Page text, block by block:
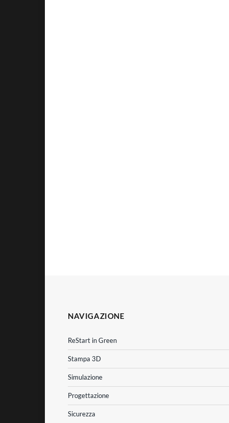
NAVIGAZIONE
ReStart in Green
Stampa 3D
Simulazione
Progettazione
Sicurezza